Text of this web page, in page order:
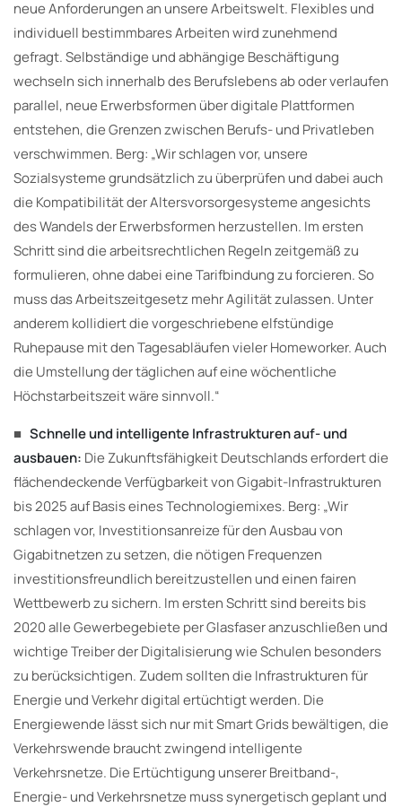
neue Anforderungen an unsere Arbeitswelt. Flexibles und
individuell bestimmbares Arbeiten wird zunehmend
gefragt. Selbständige und abhängige Beschäftigung
wechseln sich innerhalb des Berufslebens ab oder verlaufen
parallel, neue Erwerbsformen über digitale Plattformen
entstehen, die Grenzen zwischen Berufs- und Privatleben
verschwimmen. Berg: „Wir schlagen vor, unsere
Sozialsysteme grundsätzlich zu überprüfen und dabei auch
die Kompatibilität der Altersvorsorgesysteme angesichts
des Wandels der Erwerbsformen herzustellen. Im ersten
Schritt sind die arbeitsrechtlichen Regeln zeitgemäß zu
formulieren, ohne dabei eine Tarifbindung zu forcieren. So
muss das Arbeitszeitgesetz mehr Agilität zulassen. Unter
anderem kollidiert die vorgeschriebene elfstündige
Ruhepause mit den Tagesabläufen vieler Homeworker. Auch
die Umstellung der täglichen auf eine wöchentliche
Höchstarbeitszeit wäre sinnvoll.“
■ Schnelle und intelligente Infrastrukturen auf- und
ausbauen: Die Zukunftsfähigkeit Deutschlands erfordert die
flächendeckende Verfügbarkeit von Gigabit-Infrastrukturen
bis 2025 auf Basis eines Technologiemixes. Berg: „Wir
schlagen vor, Investitionsanreize für den Ausbau von
Gigabitnetzen zu setzen, die nötigen Frequenzen
investitionsfreundlich bereitzustellen und einen fairen
Wettbewerb zu sichern. Im ersten Schritt sind bereits bis
2020 alle Gewerbegebiete per Glasfaser anzuschließen und
wichtige Treiber der Digitalisierung wie Schulen besonders
zu berücksichtigen. Zudem sollten die Infrastrukturen für
Energie und Verkehr digital ertüchtigt werden. Die
Energiewende lässt sich nur mit Smart Grids bewältigen, die
Verkehrswende braucht zwingend intelligente
Verkehrsnetze. Die Ertüchtigung unserer Breitband-,
Energie- und Verkehrsnetze muss synergetisch geplant und